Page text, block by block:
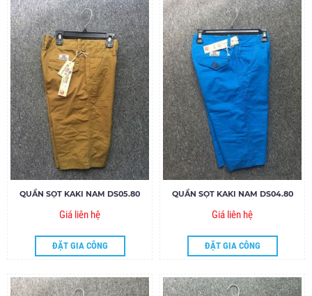
QUẦN SỌT KAKI NAM DS05.80
Giá liên hệ
ĐẶT GIA CÔNG
QUẦN SỌT KAKI NAM DS04.80
Giá liên hệ
ĐẶT GIA CÔNG